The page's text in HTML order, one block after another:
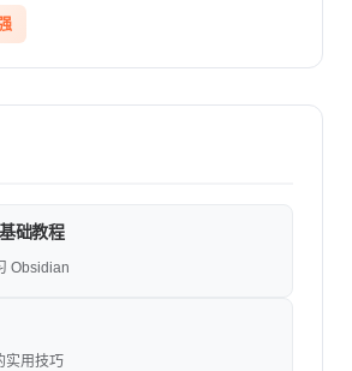
础教程
Obsidian
实用技巧